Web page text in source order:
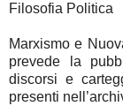
Filosofia Politica
Marxismo e
prevede la
discorsi e
presenti